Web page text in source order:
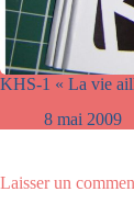
KHS-1 « La vie
8 mai 2009
Laisser un